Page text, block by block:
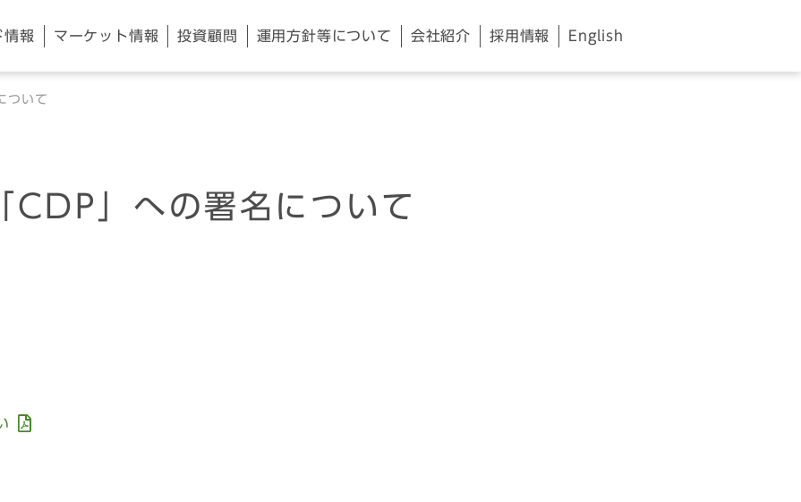
情報 マーケット情報 投資顧問 運用方針等について 会社紹介 採用情報 English
ついて
CDP」への署名について